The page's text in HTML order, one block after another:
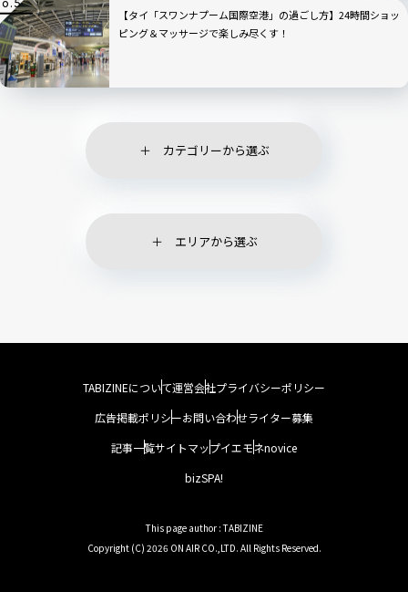
【タイ「スワンナプーム国際空港」の過ごし方】24時間ショッ
ピング＆マッサージで楽しみ尽くす！
カテゴリーから選ぶ
エリアから選ぶ
TABIZINEについて運営会社プライバシーポリシー
広告掲載ポリシーお問い合わせライター募集
記事一覧サイトマップイエモネnovice
bizSPA!
This page author : TABIZINE
Copyright (C) 2026 ON AIR CO.,LTD. All Rights Reserved.